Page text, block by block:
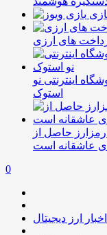
های ارزی
اینترنتی نو
استوک
میلیون دلار رمزارز حاصل از
عاشقانه است
0
اخبار ارز دیجیتال